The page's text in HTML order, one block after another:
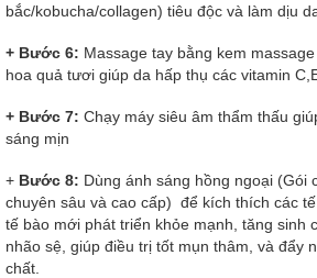
bắc/kobucha/collagen) tiêu độc và làm dịu
+ Bước 6: Massage tay bằng kem
hoa quả tươi giúp da hấp thụ các vitamin
+ Bước 7: Chạy máy siêu âm thẩm thấu
sáng mịn
+ Bước 8: Dùng ánh sáng hồng ngoại (Gói
chuyên sâu và cao cấp) để kích thích các
tế bào mới phát triển khỏe mạnh, tăng sinh
nhão sệ, giúp điều trị tốt mụn thâm, và đẩy
chất.